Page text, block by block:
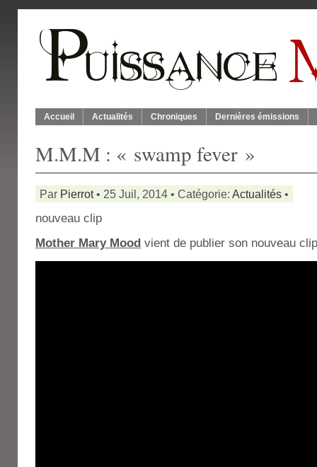
Accueil Actualités Chroniques Dernières émissions
M.M.M : « swamp fever »
Par Pierrot• 25 Juil, 2014 • Catégorie: Actualités •
nouveau clip
Mother Mary Mood vient de publier son nouveau